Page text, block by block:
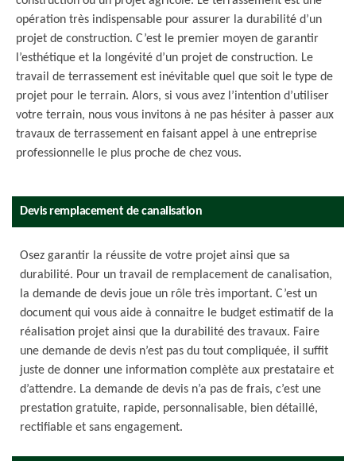
opération très indispensable pour assurer la durabilité d’un
projet de construction. C’est le premier moyen de garantir
l’esthétique et la longévité d’un projet de construction. Le
travail de terrassement est inévitable quel que soit le type de
projet pour le terrain. Alors, si vous avez l’intention d’utiliser
votre terrain, nous vous invitons à ne pas hésiter à passer aux
travaux de terrassement en faisant appel à une entreprise
professionnelle le plus proche de chez vous.
Devis remplacement de canalisation
Osez garantir la réussite de votre projet ainsi que sa
durabilité. Pour un travail de remplacement de canalisation,
la demande de devis joue un rôle très important. C’est un
document qui vous aide à connaitre le budget estimatif de la
réalisation projet ainsi que la durabilité des travaux. Faire
une demande de devis n’est pas du tout compliquée, il suffit
juste de donner une information complète aux prestataire et
d’attendre. La demande de devis n’a pas de frais, c’est une
prestation gratuite, rapide, personnalisable, bien détaillé,
rectifiable et sans engagement.